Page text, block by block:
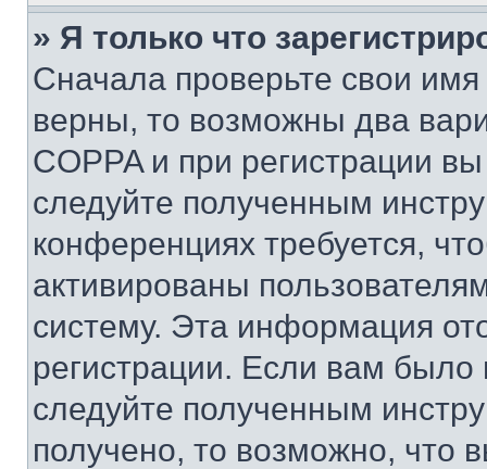
» Я только что
Сначала проверьте свои
верны, то возможны два
COPPA и при регистрации
следуйте полученным
конференциях требуется,
активированы
систему. Эта информация
регистрации. Если вам
следуйте полученным
получено, то возможно, что